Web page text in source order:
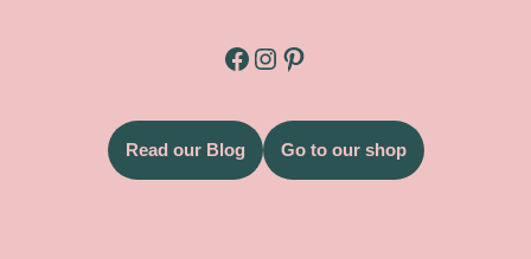
Read our Blog Go to our shop